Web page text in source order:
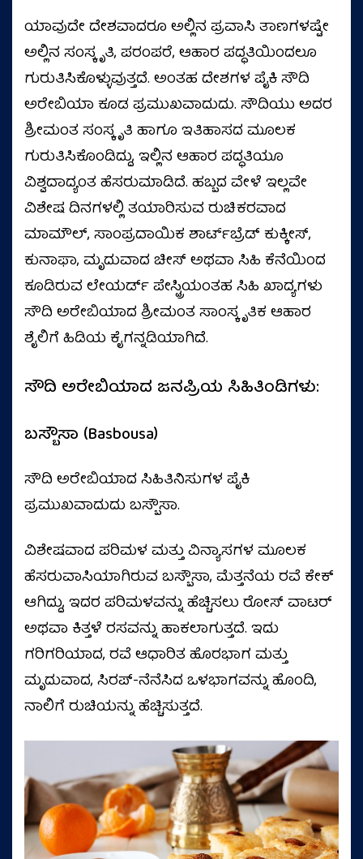
ಯಾವುದೇ ದೇಶವಾದರೂ ಅಲ್ಲಿನ ಪ್ರವಾಸಿ ತಾಣಗಳಷ್ಟೇ
ಅಲ್ಲಿನ ಸಂಸ್ಕೃತಿ, ಪರಂಪರೆ, ಆಹಾರ ಪದ್ಧತಿಯಿಂದಲೂ
ಗುರುತಿಸಿಕೊಳ್ಳುವುತ್ತದೆ. ಅಂತಹ ದೇಶಗಳ ಪೈಕಿ ಸೌದಿ
ಅರೇಬಿಯಾ ಕೂಡ ಪ್ರಮುಖವಾದುದು. ಸೌದಿಯು ಅದರ
ಶ್ರೀಮಂತ ಸಂಸ್ಕೃತಿ ಹಾಗೂ ಇತಿಹಾಸದ ಮೂಲಕ
ಗುರುತಿಸಿಕೊಂಡಿದ್ದು, ಇಲ್ಲಿನ ಆಹಾರ ಪದ್ಧತಿಯೂ
ವಿಶ್ವದಾದ್ಯಂತ ಹೆಸರುಮಾಡಿದೆ. ಹಬ್ಬದ ವೇಳೆ ಇಲ್ಲವೇ
ವಿಶೇಷ ದಿನಗಳಲ್ಲಿ ತಯಾರಿಸುವ ರುಚಿಕರವಾದ
ಮಾಮೌಲ್, ಸಾಂಪ್ರದಾಯಿಕ ಶಾರ್ಟ್‌ಬ್ರೆಡ್ ಕುಕ್ಕೀಸ್‌,
ಕುನಾಫಾ, ಮೃದುವಾದ ಚೀಸ್ ಅಥವಾ ಸಿಹಿ ಕೆನೆಯಿಂದ
ಕೂಡಿರುವ ಲೇಯರ್ಡ್ ಪೇಸ್ಟ್ರಿಯಂತಹ ಸಿಹಿ ಖಾದ್ಯಗಳು
ಸೌದಿ ಅರೇಬಿಯಾದ ಶ್ರೀಮಂತ ಸಾಂಸ್ಕೃತಿಕ ಆಹಾರ
ಶೈಲಿಗೆ ಹಿಡಿಯ ಕೈಗನ್ನಡಿಯಾಗಿದೆ.
ಸೌದಿ ಅರೇಬಿಯಾದ ಜನಪ್ರಿಯ ಸಿಹಿತಿಂಡಿಗಳು:
ಬಸ್ಬೌಸಾ (Basbousa)
ಸೌದಿ ಅರೇಬಿಯಾದ ಸಿಹಿತಿನಿಸುಗಳ ಪೈಕಿ
ಪ್ರಮುಖವಾದುದು ಬಸ್ಬೌಸಾ.
ವಿಶೇಷವಾದ ಪರಿಮಳ ಮತ್ತು ವಿನ್ಯಾಸಗಳ ಮೂಲಕ
ಹೆಸರುವಾಸಿಯಾಗಿರುವ ಬಸ್ಬೌಸಾ, ಮೆತ್ತನೆಯ ರವೆ ಕೇಕ್
ಆಗಿದ್ದು, ಇದರ ಪರಿಮಳವನ್ನು ಹೆಚ್ಚಿಸಲು ರೋಸ್ ವಾಟರ್
ಅಥವಾ ಕಿತ್ತಳೆ ರಸವನ್ನು ಹಾಕಲಾಗುತ್ತದೆ. ಇದು
ಗರಿಗರಿಯಾದ, ರವೆ ಆಧಾರಿತ ಹೊರಭಾಗ ಮತ್ತು
ಮೃದುವಾದ, ಸಿರಪ್-ನೆನೆಸಿದ ಒಳಭಾಗವನ್ನು ಹೊಂದಿ,
ನಾಲಿಗೆ ರುಚಿಯನ್ನು ಹೆಚ್ಚಿಸುತ್ತದೆ.